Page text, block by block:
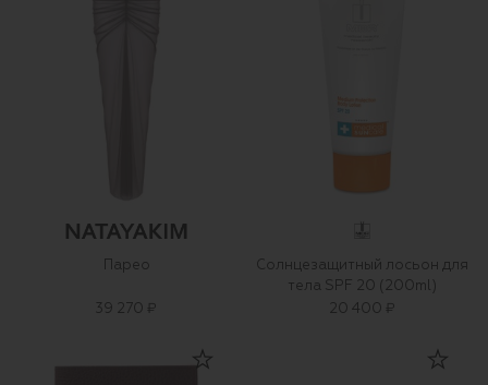
Парео
39 270 ₽
Солнцезащитный лосьон для
тела SPF 20 (200ml)
20 400 ₽